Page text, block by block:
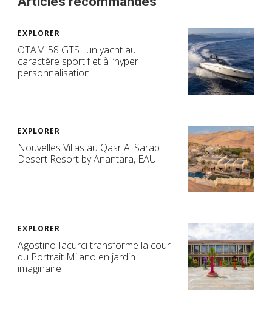
EXPLORER
OTAM 58 GTS : un yacht au
caractère sportif et à l’hyper
personnalisation
EXPLORER
Nouvelles Villas au Qasr Al Sarab
Desert Resort by Anantara, EAU
EXPLORER
Agostino Iacurci transforme la cour
du Portrait Milano en jardin
imaginaire